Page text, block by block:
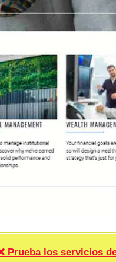
Prueba los servicios